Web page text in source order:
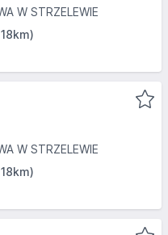
W STRZELEWIE
W STRZELEWIE